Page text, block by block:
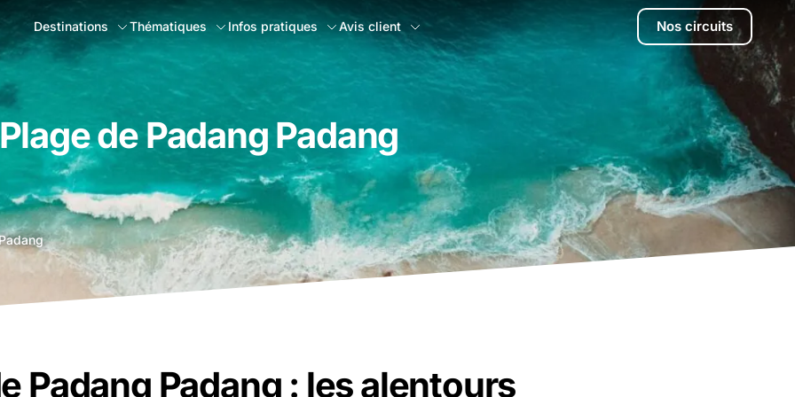
Destinations Thématiques Infos pratiques Avis client Nos circuits
Plage de Padang Padang
Padang Padang : les alentours